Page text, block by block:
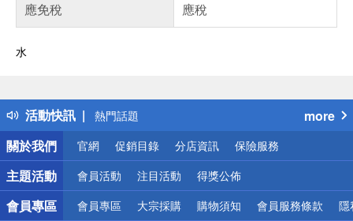
應免稅
應稅
水
活動快訊
得獎公告
熱門話題
銀行優惠
偏遠地區配送
詐騙網頁！請小心！
more
關於我們
官網 促銷目錄 分店資訊 保險服務
主題活動 會員活動 注目活動 得獎公佈
會員專區 會員專區 大宗採購 購物須知 會員服務條款 隱